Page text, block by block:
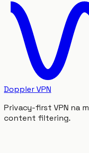
Doppler VPN
Privacy-first VPN na
content filtering.